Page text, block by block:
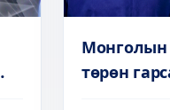
Монголын
төрөн